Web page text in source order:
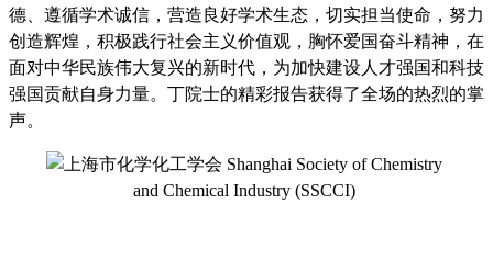
德、遵循学术诚信，营造良好学术生态，切实担当使命，努力
创造辉煌， 积极践行社会主义价值观，胸怀爱国奋斗精神， 在
面对中华民族伟大复兴的新时代， 为加快建设人才强国和科技
强国贡献自身力量。丁院士的精彩报告获得了全场的热烈的掌
声。